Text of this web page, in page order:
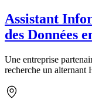
Assistant
des Données
Une entreprise
recherche un alternant